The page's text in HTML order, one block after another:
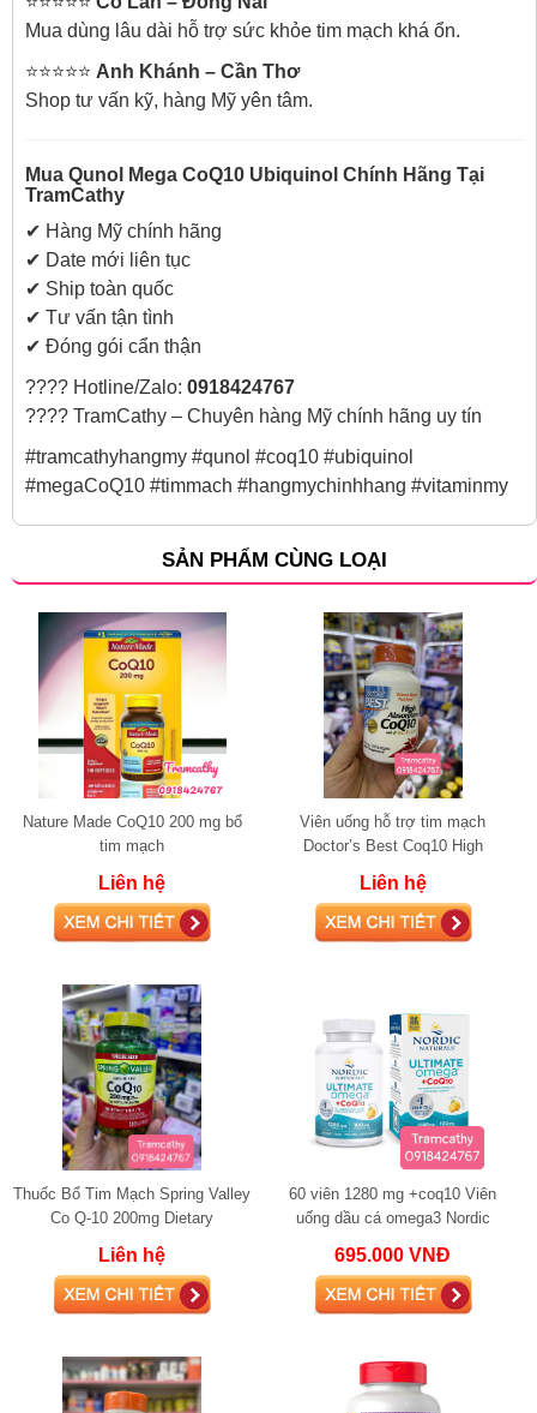
Mua dùng lâu dài hỗ trợ sức khỏe tim mạch khá ổn.
⭐️⭐️⭐️⭐️⭐️ Anh Khánh – Cần Thơ
Shop tư vấn kỹ, hàng Mỹ yên tâm.
Mua Qunol Mega CoQ10 Ubiquinol Chính Hãng Tại
TramCathy
✔ Hàng Mỹ chính hãng
✔ Date mới liên tục
✔ Ship toàn quốc
✔ Tư vấn tận tình
✔ Đóng gói cẩn thận
???? Hotline/Zalo: 0918424767
???? TramCathy – Chuyên hàng Mỹ chính hãng uy tín
#tramcathyhangmy #qunol #coq10 #ubiquinol
#megaCoQ10 #timmach #hangmychinhhang #vitaminmy
SẢN PHẨM CÙNG LOẠI
Nature Made CoQ10 200 mg bổ
tim mạch
Liên hệ
Viên uống hỗ trợ tim mạch
Doctor’s Best Coq10 High
Liên hệ
Thuốc Bổ Tim Mạch Spring Valley
Co Q-10 200mg Dietary
Liên hệ
60 viên 1280 mg +coq10 Viên
uống dầu cá omega3 Nordic
Softgels
695.000 VNĐ